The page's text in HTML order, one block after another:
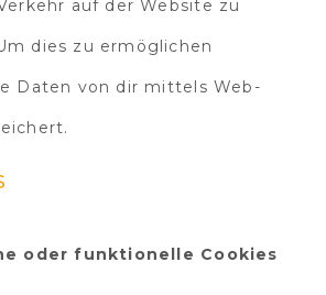
auf der Website zu
dies zu ermöglichen
Daten von dir mittels Web-
oder funktionelle Cookies